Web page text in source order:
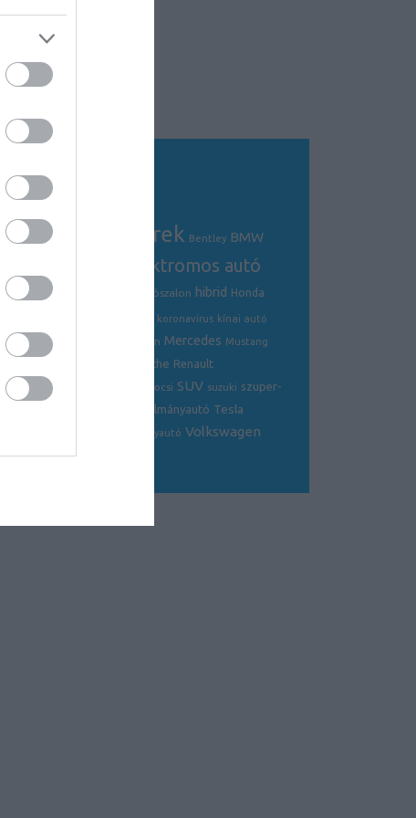
Tagfelhő
AMG Audi autós hírek Bentley BMW
elektromos autó
Ferrari genfi autószalon hibrid Honda
koronavírus kínai autó
Lamborghini McLaren Mercedes Mustang
Porsche Renault
ráncfelvarrás sportkocsi SUV suzuki szuper-
tanulmányautó Tesla
versenyautó Volkswagen
Volvo